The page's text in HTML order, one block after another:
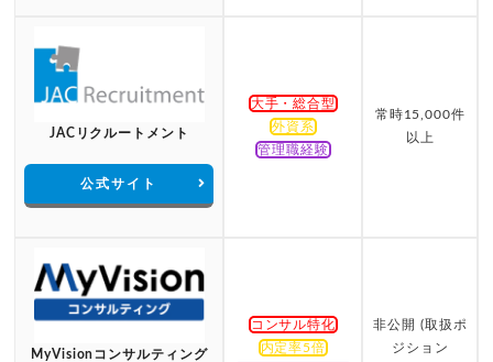
JACリクルートメント
公式サイト
大手・総合型
外資系
管理職経験
常時15,000件
以上
MyVisionコンサルティング
コンサル特化
内定率5倍
非公開 (取扱ポ
ジション